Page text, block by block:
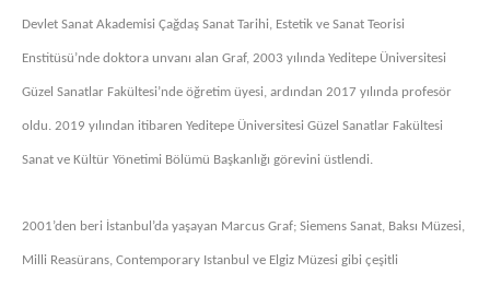
Devlet Sanat Akademisi Çağdaş Sanat Tarihi, Estetik ve Sanat Teorisi
Enstitüsü’nde doktora unvanı alan Graf, 2003 yılında Yeditepe Üniversitesi
Güzel Sanatlar Fakültesi’nde öğretim üyesi, ardından 2017 yılında profesör
oldu. 2019 yılından itibaren Yeditepe Üniversitesi Güzel Sanatlar Fakültesi
Sanat ve Kültür Yönetimi Bölümü Başkanlığı görevini üstlendi.
2001’den beri İstanbul’da yaşayan Marcus Graf; Siemens Sanat, Baksı Müzesi,
Milli Reasürans, Contemporary Istanbul ve Elgiz Müzesi gibi çeşitli